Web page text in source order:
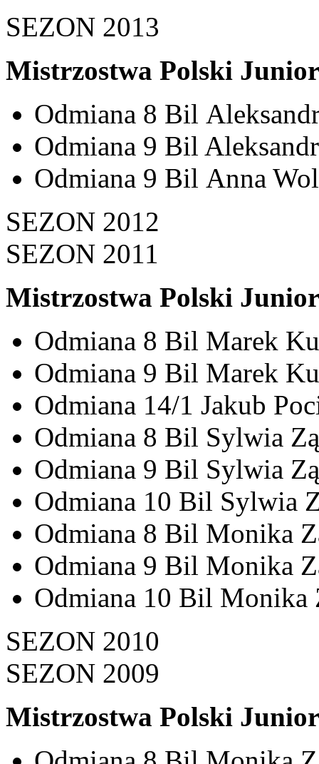
SEZON 2013
Mistrzostwa Polski
Odmiana 8 Bil
Odmiana 9 Bil
Odmiana 9 Bil Anna
SEZON 2012
SEZON 2011
Mistrzostwa Polski
Odmiana 8 Bil Marek
Odmiana 9 Bil Marek
Odmiana 14/1 Jakub
Odmiana 8 Bil Sylwia
Odmiana 9 Bil Sylwia
Odmiana 10 Bil Sylwia
Odmiana 8 Bil Monika
Odmiana 9 Bil Monika
Odmiana 10 Bil Monika
SEZON 2010
SEZON 2009
Mistrzostwa Polski